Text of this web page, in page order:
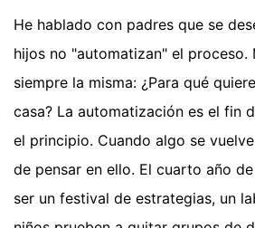
He hablado con padres que se
hijos no "automatizan" el proceso.
siempre la misma: ¿Para qué
casa? La automatización es el fin
el principio. Cuando algo se
de pensar en ello. El cuarto año
ser un festival de estrategias, un